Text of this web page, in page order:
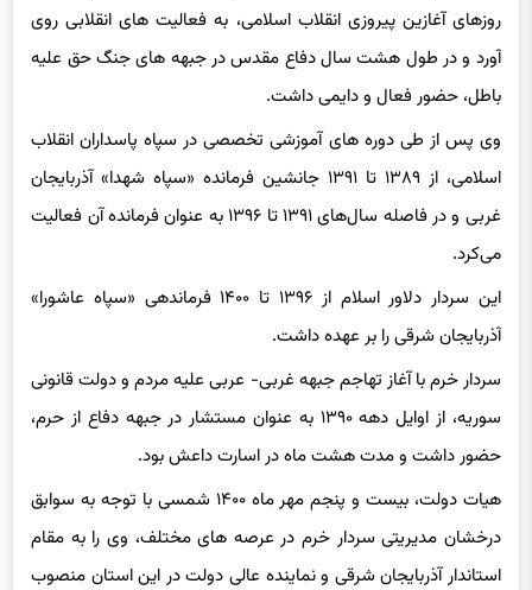
سردار خرم از ۱۲ سالگی و در لبیک به پیر و مراد خود، امام راحل، از
روزهای آغازین پیروزی انقلاب اسلامی، به فعالیت های انقلابی روی
آورد و در طول هشت سال دفاع مقدس در جبهه های جنگ حق علیه
باطل، حضور فعال و دایمی داشت.
وی پس از طی دوره های آموزشی تخصصی در سپاه پاسداران انقلاب
اسلامی، از ۱۳۸۹ تا ۱۳۹۱ جانشین فرمانده «سپاه شهدا» آذربایجان
می‌کرد.
آذربایجان شرقی را بر عهده داشت.
سردار خرم با آغاز تهاجم جبهه غربی- عربی علیه مردم و دولت قانونی
سوریه، از اوایل دهه ۱۳۹۰ به عنوان مستشار در جبهه دفاع از حرم،
حضور داشت و مدت هشت ماه در اسارت داعش بود.
هیات دولت، بیست و پنجم مهر ماه ۱۴۰۰ شمسی با توجه به سوابق
درخشان مدیریتی سردار خرم در عرصه های مختلف، وی را به مقام